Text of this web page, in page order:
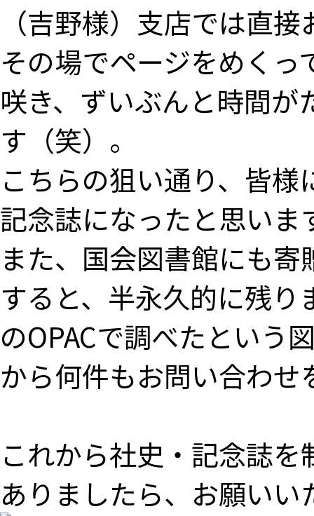
（吉野様）支店では直
その場でページをめく
咲き、ずいぶんと時間
す（笑）。
こちらの狙い通り、皆
記念誌になったと思いま
また、国会図書館にも
すると、半永久的に残
のOPACで調べたという
から何件もお問い合わ
これから社史・記念誌
ありましたら、お願いい